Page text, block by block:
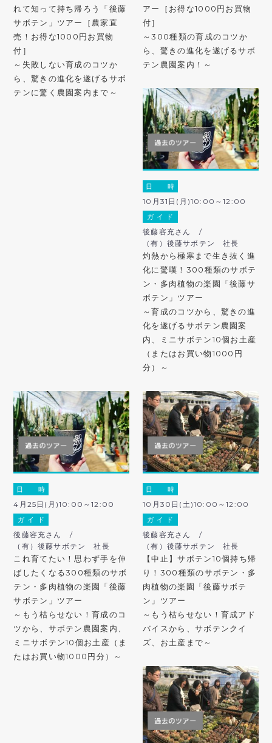
れて知って持ち帰ろう「後藤
サボテン」ツアー［農家直
売！お得な1000円お買物
付］
～失敗しない育成のコツか
ら、驚きの進化を遂げるサボ
テンに驚く農園案内まで～
アー［お得な1000円お買物
付］
～300種類の育成のコツか
ら、驚きの進化を遂げるサボ
テン農園案内！～
日 時
10月31日(月)10:00～12:00
ガ イ ド
後藤容充さん /
（有）後藤サボテン 社長
灼熱から極寒まで生き抜く進
化に驚嘆！300種類のサボテ
ン・多肉植物の楽園「後藤サ
ボテン」ツアー
～育成のコツから、驚きの進
化を遂げるサボテン農園案
内、ミニサボテン10個お土産
（またはお買い物1000円
分）～
日 時
4月25日(月)10:00～12:00
ガ イ ド
後藤容充さん /
（有）後藤サボテン 社長
これ育てたい！思わず手を伸
ばしたくなる300種類のサボ
テン・多肉植物の楽園「後藤
サボテン」ツアー
～もう枯らせない！育成のコ
ツから、サボテン農園案内、
ミニサボテン10個お土産（ま
たはお買い物1000円分）～
日 時
10月30日(土)10:00～12:00
ガ イ ド
後藤容充さん /
（有）後藤サボテン 社長
【中止】サボテン10個持ち帰
り！300種類のサボテン・多
肉植物の楽園「後藤サボテ
ン」ツアー
～もう枯らせない！育成アド
バイスから、サボテンクイ
ズ、お土産まで～